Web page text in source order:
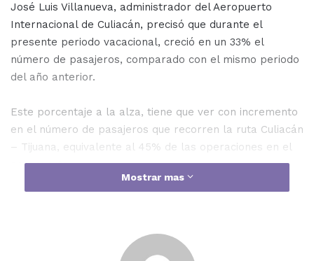
José Luis Villanueva, administrador del Aeropuerto
Internacional de Culiacán, precisó que durante el
presente periodo vacacional, creció en un 33% el
número de pasajeros, comparado con el mismo periodo
del año anterior.
Este porcentaje a la alza, tiene que ver con incremento
en el número de pasajeros que recorren la ruta Culiacán
– Tijuana, equivalente al 45% de las operaciones en el
aeropuerto.
relevante porque la cifra es mayor, comparada con el
2019, el año con más pasaje aéreo en el aeropuerto de
Mostrar mas